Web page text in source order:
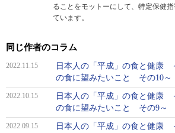
ることをモットーにして、特定保健
ています。
同じ作者のコラム
2022.11.15
日本人の「平成」の食と健康
の食に望みたいこと その10～
2022.10.15
日本人の「平成」の食と健康
の食に望みたいこと その9～
2022.09.15
日本人の「平成」の食と健康